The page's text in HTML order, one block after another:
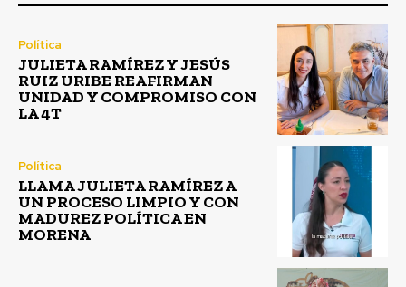
Política
JULIETA RAMÍREZ Y JESÚS
RUIZ URIBE REAFIRMAN
UNIDAD Y COMPROMISO CON
LA 4T
Política
LLAMA JULIETA RAMÍREZ A
UN PROCESO LIMPIO Y CON
MADUREZ POLÍTICA EN
MORENA